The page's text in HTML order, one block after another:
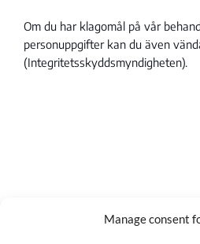
Manage consent
Om du har klagomål på vår
personuppgifter kan du även
(Integritetsskyddsmyndigheten).